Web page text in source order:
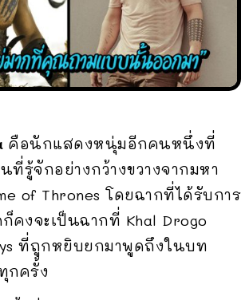
คือนักแสดงหนุ่มอีกคนหนึ่งที่
ที่รู้จักอย่างกว้างขวางจากมหา
of Thrones โดยฉากที่ได้รับการ
คงจะเป็นฉากที่ Khal Drogo
ที่ถูกหยิบยกมาพูดถึงในบท
กครั้ง